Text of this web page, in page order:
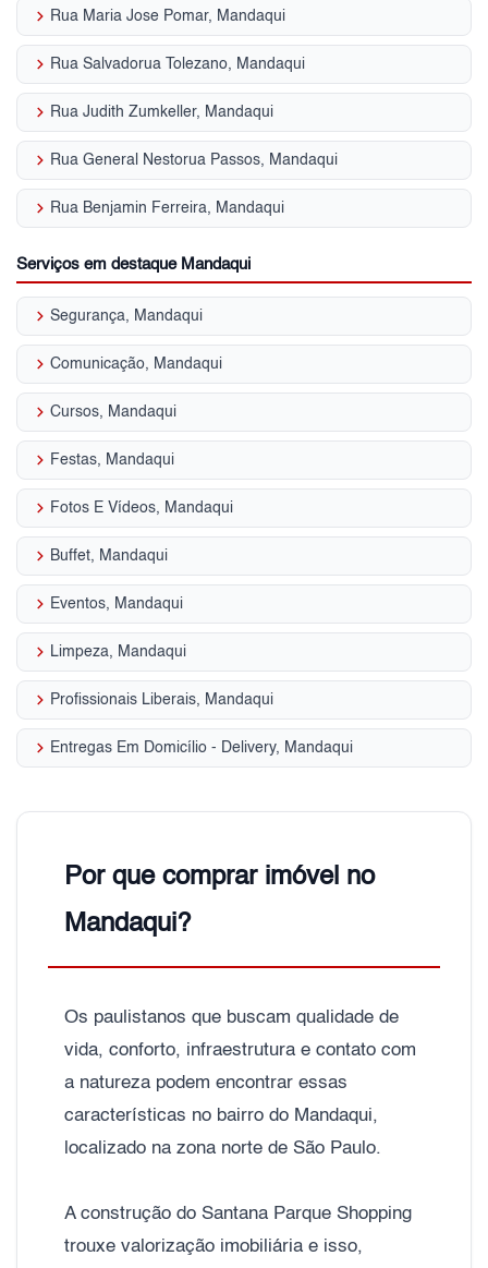
keyboard_arrow_right Rua Maria Jose Pomar, Mandaqui
keyboard_arrow_right Rua Salvadorua Tolezano, Mandaqui
keyboard_arrow_right Rua Judith Zumkeller, Mandaqui
keyboard_arrow_right Rua General Nestorua Passos, Mandaqui
keyboard_arrow_right Rua Benjamin Ferreira, Mandaqui
Serviços em destaque Mandaqui
keyboard_arrow_right Segurança, Mandaqui
keyboard_arrow_right Comunicação, Mandaqui
keyboard_arrow_right Cursos, Mandaqui
keyboard_arrow_right Festas, Mandaqui
keyboard_arrow_right Fotos E Vídeos, Mandaqui
keyboard_arrow_right Buffet, Mandaqui
keyboard_arrow_right Eventos, Mandaqui
keyboard_arrow_right Limpeza, Mandaqui
keyboard_arrow_right Profissionais Liberais, Mandaqui
keyboard_arrow_right Entregas Em Domicílio - Delivery, Mandaqui
Por que comprar imóvel no
Mandaqui?
Os paulistanos que buscam qualidade de
vida, conforto, infraestrutura e contato com
a natureza podem encontrar essas
características no bairro do Mandaqui,
localizado na zona norte de São Paulo.
A construção do Santana Parque Shopping
trouxe valorização imobiliária e isso,